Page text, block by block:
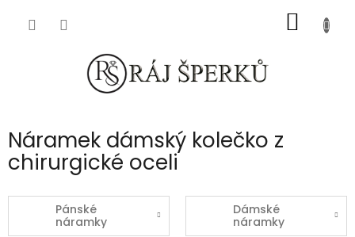
KOŠÍK
Náramek dámský kolečko z
chirurgické oceli
Pánské
náramky
Dámské
náramky